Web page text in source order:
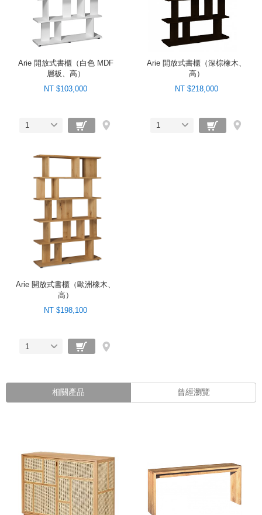
Arie 開放式書櫃（白色 MDF
層板、高）
NT $103,000
1
Arie 開放式書櫃（深棕橡木、
高）
NT $218,000
1
Arie 開放式書櫃（歐洲橡木、
高）
NT $198,100
1
相關產品 曾經瀏覽